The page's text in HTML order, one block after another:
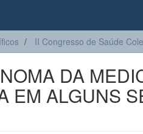
II Congresso de Saúde
DA
EM ALGUNS